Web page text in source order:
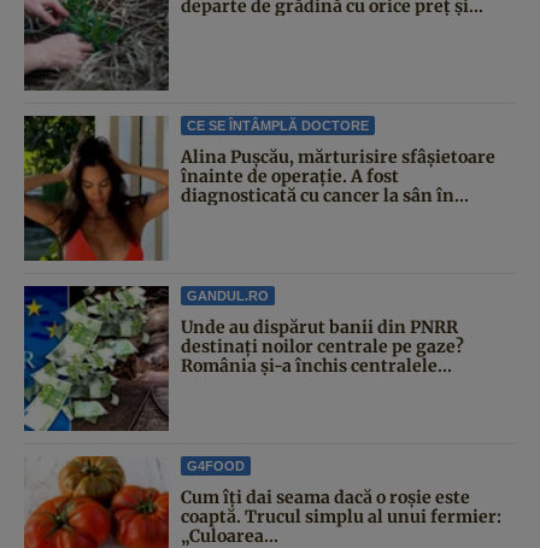
departe de grădină cu orice preț și...
CE SE ÎNTÂMPLĂ DOCTORE
Alina Pușcău, mărturisire sfâșietoare
înainte de operație. A fost
diagnosticată cu cancer la sân în...
GANDUL.RO
Unde au dispărut banii din PNRR
destinați noilor centrale pe gaze?
România și-a închis centralele...
G4FOOD
Cum îți dai seama dacă o roșie este
coaptă. Trucul simplu al unui fermier:
„Culoarea...